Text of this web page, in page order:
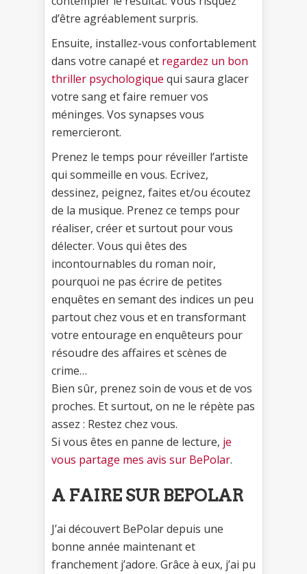
d’être agréablement surpris.
Ensuite, installez-vous confortablement
dans votre canapé et regardez un bon
thriller psychologique qui saura glacer
votre sang et faire remuer vos
méninges. Vos synapses vous
remercieront.
Prenez le temps pour réveiller l’artiste
qui sommeille en vous. Ecrivez,
dessinez, peignez, faites et/ou écoutez
de la musique. Prenez ce temps pour
réaliser, créer et surtout pour vous
délecter. Vous qui êtes des
incontournables du roman noir,
pourquoi ne pas écrire de petites
enquêtes en semant des indices un peu
partout chez vous et en transformant
votre entourage en enquêteurs pour
résoudre des affaires et scènes de
crime…
Bien sûr, prenez soin de vous et de vos
proches. Et surtout, on ne le répète pas
assez : Restez chez vous.
Si vous êtes en panne de lecture, je
vous partage mes avis sur BePolar.
A FAIRE SUR BEPOLAR
J’ai découvert BePolar depuis une
bonne année maintenant et
franchement j’adore. Grâce à eux, j’ai pu